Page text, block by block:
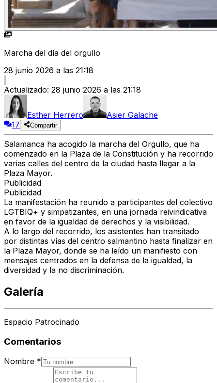
Marcha del día del orgullo
28 junio 2026 a las 21:18
Actualizado: 28 junio 2026 a las 21:18
Esther Herrero
Asier Galache
17
Compartir
Salamanca ha acogido la marcha del Orgullo, que ha
comenzado en la Plaza de la Constitución y ha recorrido
varias calles del centro de la ciudad hasta llegar a la
Plaza Mayor.
Publicidad
Publicidad
La manifestación ha reunido a participantes del colectivo
LGTBIQ+ y simpatizantes, en una jornada reivindicativa
en favor de la igualdad de derechos y la visibilidad.
A lo largo del recorrido, los asistentes han transitado
por distintas vías del centro salmantino hasta finalizar en
la Plaza Mayor, donde se ha leído un manifiesto con
mensajes centrados en la defensa de la igualdad, la
diversidad y la no discriminación.
Galería
Espacio Patrocinado
Comentarios
Nombre *